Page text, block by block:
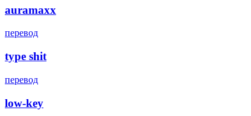
auramaxx
перевод
type shit
перевод
low-key